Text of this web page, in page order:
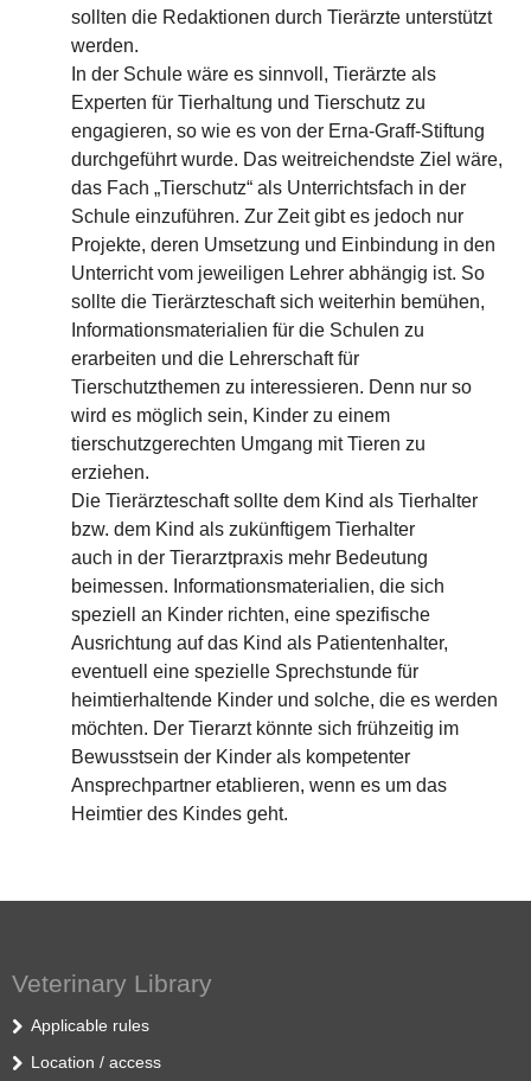
sollten die Redaktionen durch Tierärzte unterstützt
werden.
In der Schule wäre es sinnvoll, Tierärzte als
Experten für Tierhaltung und Tierschutz zu
engagieren, so wie es von der Erna-Graff-Stiftung
durchgeführt wurde. Das weitreichendste Ziel wäre,
das Fach „Tierschutz“ als Unterrichtsfach in der
Schule einzuführen. Zur Zeit gibt es jedoch nur
Projekte, deren Umsetzung und Einbindung in den
Unterricht vom jeweiligen Lehrer abhängig ist. So
sollte die Tierärzteschaft sich weiterhin bemühen,
Informationsmaterialien für die Schulen zu
erarbeiten und die Lehrerschaft für
Tierschutzthemen zu interessieren. Denn nur so
wird es möglich sein, Kinder zu einem
tierschutzgerechten Umgang mit Tieren zu
erziehen.
Die Tierärzteschaft sollte dem Kind als Tierhalter
bzw. dem Kind als zukünftigem Tierhalter
auch in der Tierarztpraxis mehr Bedeutung
beimessen. Informationsmaterialien, die sich
speziell an Kinder richten, eine spezifische
Ausrichtung auf das Kind als Patientenhalter,
eventuell eine spezielle Sprechstunde für
heimtierhaltende Kinder und solche, die es werden
möchten. Der Tierarzt könnte sich frühzeitig im
Bewusstsein der Kinder als kompetenter
Ansprechpartner etablieren, wenn es um das
Heimtier des Kindes geht.
Veterinary Library
Applicable rules
Location / access